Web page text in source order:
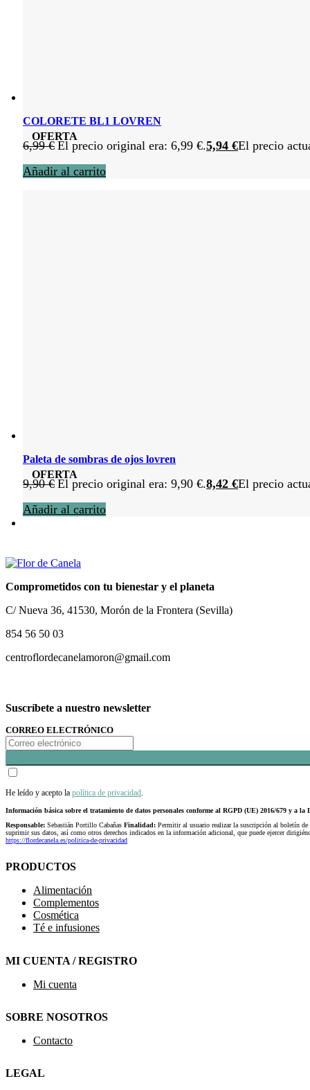
OFERTA
COLORETE BL1 LOVREN
6,99€ El precio original era: 6,99 €.5,94 €El precio
Añadir al carrito
OFERTA
Paleta de sombras de ojos lovren
9,90€ El precio original era: 9,90 €.8,42 €El precio
Añadir al carrito
Comprometidos con tu bienestar y el planeta
C/ Nueva 36, 41530, Morón de la Frontera (Sevilla)
854 56 50 03
centroflordecanelamoron@gmail.com
Suscríbete a nuestro newsletter
CORREO ELECTRÓNICO
He leído y acepto la política de privacidad.
Información básica sobre el tratamiento de datos personales conforme al RGPD (UE) 2016/679 y a la
Responsable: Sebastián Portillo Cabañas Finalidad: Permitir al usuario realizar la suscripción al boletín
suprimir sus datos, así como otros derechos indicados en la información adicional, que puede ejercer
https://flordecanela.es/politica-de-privacidad
PRODUCTOS
Alimentación
Complementos
Cosmética
Té e infusiones
MI CUENTA / REGISTRO
Mi cuenta
SOBRE NOSOTROS
Contacto
LEGAL